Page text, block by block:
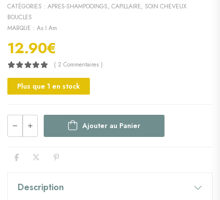
CATÉGORIES : APRES-SHAMPOOINGS, CAPILLAIRE, SOIN CHEVEUX
BOUCLES
MARQUE : As I Am
12.90€
( 2 Commentaires )
Plus que 1 en stock
Ajouter au Panier
Description